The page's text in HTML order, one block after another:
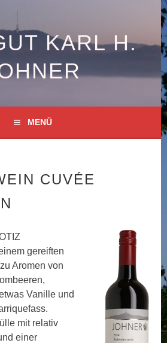
KARL H.
MENÜ
CUVÉE
gereiften
Aromen von
Vanille und
mit relativ
einer